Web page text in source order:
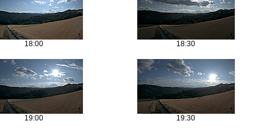
18:00 18:30
19:00 19:30